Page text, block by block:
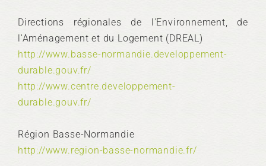
Directions régionales de l'Environnement, de
l'Aménagement et du Logement (DREAL)
http://www.basse-normandie.developpement-
durable.gouv.fr/
http://www.centre.developpement-
durable.gouv.fr/
Région Basse-Normandie
http://www.region-basse-normandie.fr/